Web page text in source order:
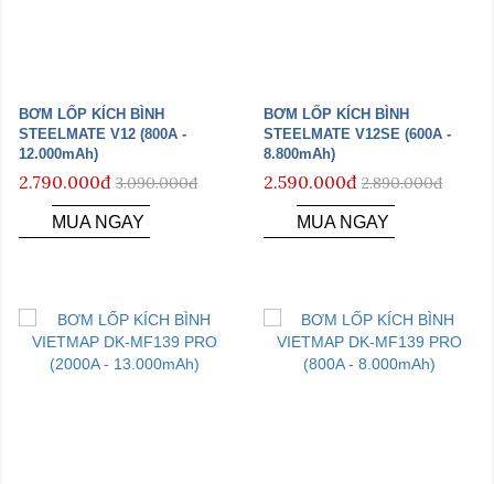
BƠM LỐP KÍCH BÌNH
STEELMATE V12 (800A -
12.000mAh)
2.790.000đ 3.090.000đ
MUA NGAY
BƠM LỐP KÍCH BÌNH
STEELMATE V12SE (600A -
8.800mAh)
2.590.000đ 2.890.000đ
MUA NGAY